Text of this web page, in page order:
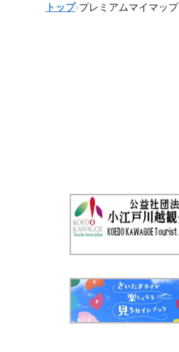
トップ›プレミアムマイマップ